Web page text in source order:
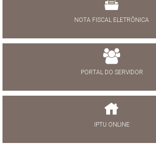
NOTA FISCAL ELETRÔNICA
PORTAL DO SERVIDOR
IPTU ONLINE